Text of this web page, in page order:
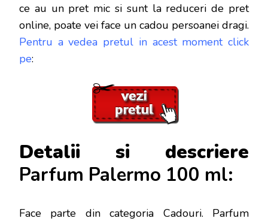
ce au un pret mic si sunt la reduceri de pret
online, poate vei face un cadou persoanei dragi.
Pentru a vedea pretul in acest moment click
pe:
Detalii si descriere
Parfum Palermo 100 ml:
Face parte din categoria Cadouri. Parfum